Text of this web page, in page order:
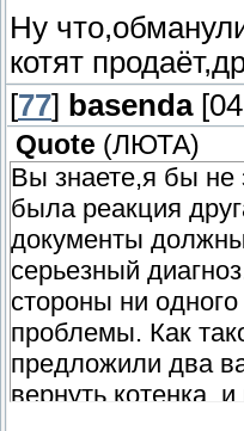
Ну
котят
[77] basenda
Quote (ЛЮТА)
Вы знаете,я бы не
была реакция
документы должны
серьезный
стороны ни
проблемы. Как
предложили два
вернуть котенка.